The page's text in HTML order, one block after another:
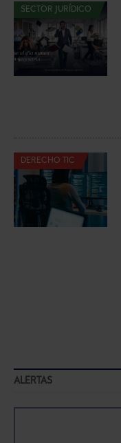
SECTOR JURÍDICO
DERECHO TIC
ALERTAS